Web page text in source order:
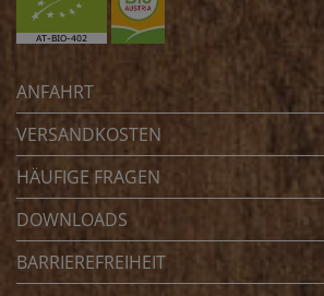
ANFAHRT
VERSANDKOSTEN
HÄUFIGE FRAGEN
DOWNLOADS
BARRIEREFREIHEIT